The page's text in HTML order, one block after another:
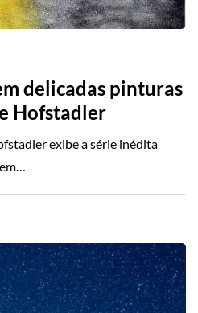
delicadas pinturas
Hofstadler
exibe a série inédita